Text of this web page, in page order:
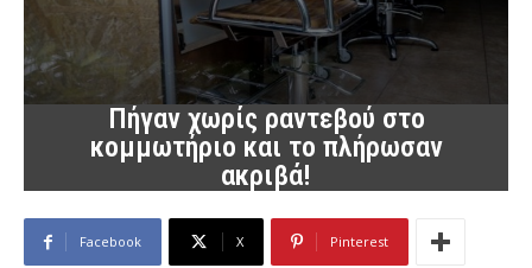
Πήγαν χωρίς ραντεβού στο
κομμωτήριο και το πλήρωσαν
ακριβά!
Facebook X Pinterest